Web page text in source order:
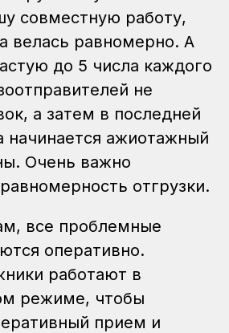
совместную работу,
велась равномерно. А
до 5 числа каждого
не
а затем в последней
начинается ажиотажный
Очень важно
отгрузки.
все проблемные
оперативно.
работают в
режиме, чтобы
прием и